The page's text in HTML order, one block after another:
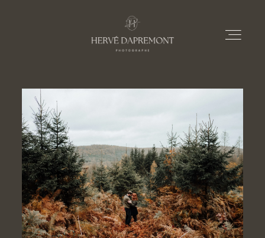
PRESTATIONS
PORTFOLIOS
LE BLOG